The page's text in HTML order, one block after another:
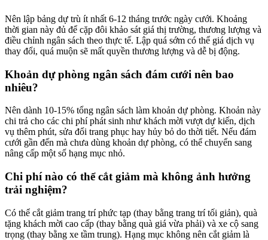
Nên lập bảng dự trù ít nhất 6-12 tháng trước ngày cưới. Khoảng
thời gian này đủ để cặp đôi khảo sát giá thị trường, thương lượng và
điều chỉnh ngân sách theo thực tế. Lập quá sớm có thể giá dịch vụ
thay đổi, quá muộn sẽ mất quyền thương lượng và dễ bị động.
Khoản dự phòng ngân sách đám cưới nên bao
nhiêu?
Nên dành 10-15% tổng ngân sách làm khoản dự phòng. Khoản này
chi trả cho các chi phí phát sinh như khách mời vượt dự kiến, dịch
vụ thêm phút, sửa đổi trang phục hay hủy bỏ do thời tiết. Nếu đám
cưới gần đến mà chưa dùng khoản dự phòng, có thể chuyển sang
nâng cấp một số hạng mục nhỏ.
Chi phí nào có thể cắt giảm mà không ảnh hưởng
trải nghiệm?
Có thể cắt giảm trang trí phức tạp (thay bằng trang trí tối giản), quà
tặng khách mời cao cấp (thay bằng quà giá vừa phải) và xe cộ sang
trọng (thay bằng xe tầm trung). Hạng mục không nên cắt giảm là